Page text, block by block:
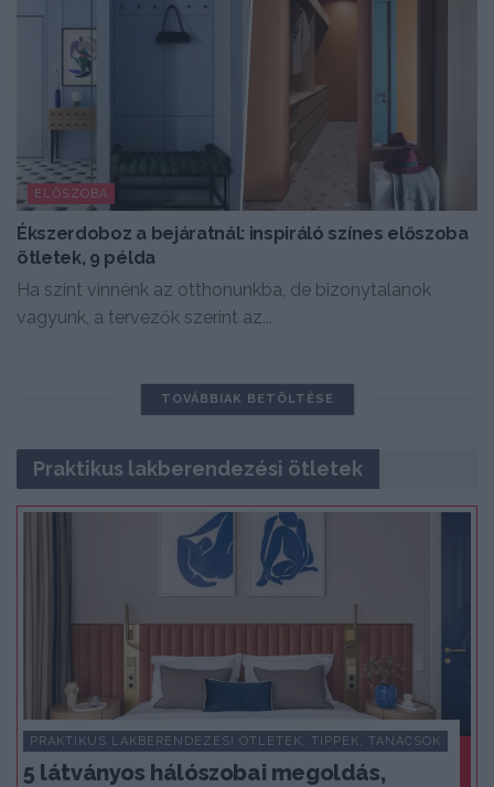
ELŐSZOBA
Ékszerdoboz a bejáratnál: inspiráló színes előszoba
ötletek, 9 példa
Ha színt vinnénk az otthonunkba, de bizonytalanok
vagyunk, a tervezők szerint az...
TOVÁBBIAK BETÖLTÉSE
Praktikus lakberendezési ötletek
PRAKTIKUS LAKBERENDEZÉSI ÖTLETEK, TIPPEK, TANÁCSOK
5 látványos hálószobai megoldás,